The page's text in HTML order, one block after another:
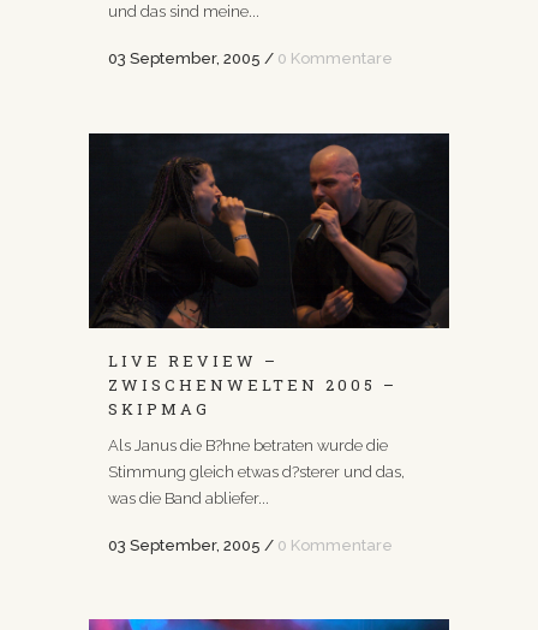
und das sind meine...
03 September, 2005 / 0 Kommentare
LIVE REVIEW –
ZWISCHENWELTEN 2005 –
SKIPMAG
Als Janus die B?hne betraten wurde die
Stimmung gleich etwas d?sterer und das,
was die Band abliefer...
03 September, 2005 / 0 Kommentare